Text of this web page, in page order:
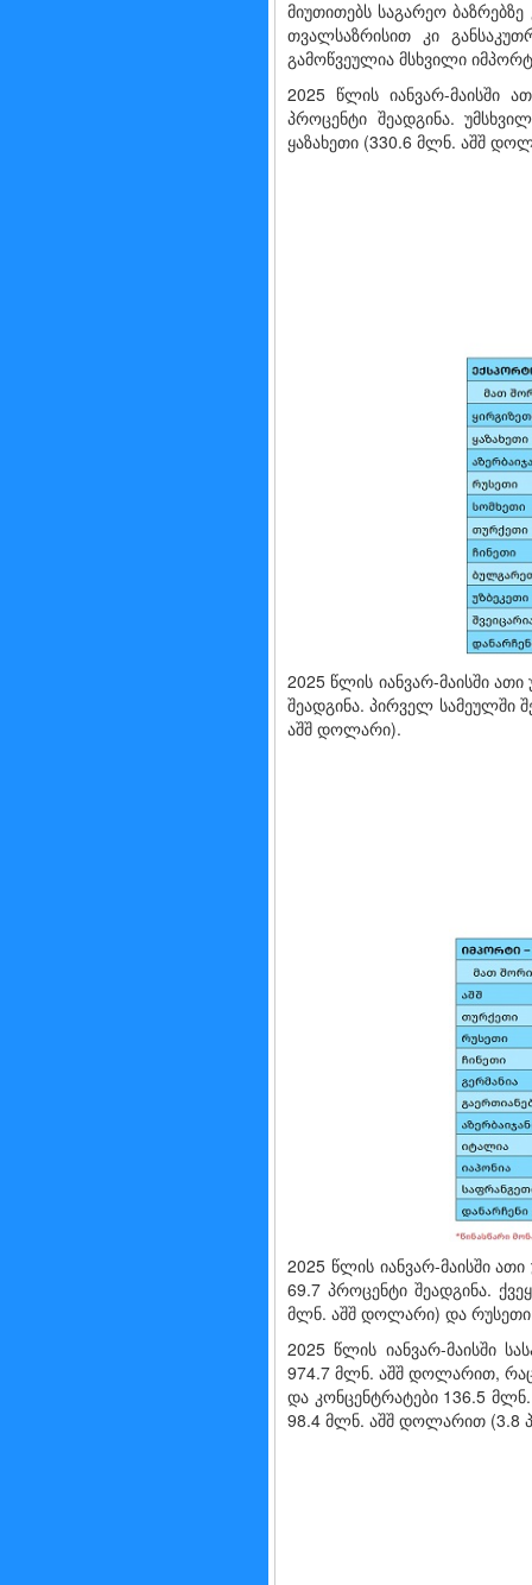
მიუთითებს საგარეო
თვალსაზრისით კი
გამოწვეულია მსხვილი
2025 წლის იანვარ-მაისში
პროცენტი შეადგინა.
ყაზახეთი (330.6 მლნ. აშშ
2025 წლის იანვარ-მაისში
შეადგინა. პირველ
აშშ დოლარი).
2025 წლის იანვარ-მაისში
69.7 პროცენტი შეადგინა.
მლნ. აშშ დოლარი) და
2025 წლის იანვარ-მაისში
974.7 მლნ. აშშ დოლარით, რაც
და კონცენტრატები 136.5
98.4 მლნ. აშშ დოლარით (3.8